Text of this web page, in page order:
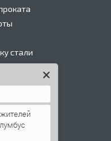
стали
стали
болгаркой
жителей